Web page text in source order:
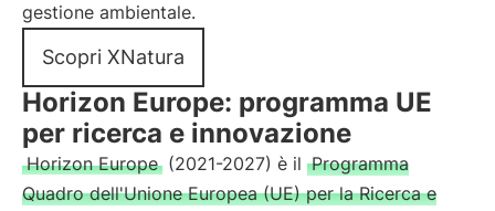
gestione ambientale.
Scopri XNatura
Horizon Europe: programma UE
per ricerca e innovazione
Horizon Europe (2021-2027) è il Programma
Quadro dell'Unione Europea (UE) per la Ricerca e